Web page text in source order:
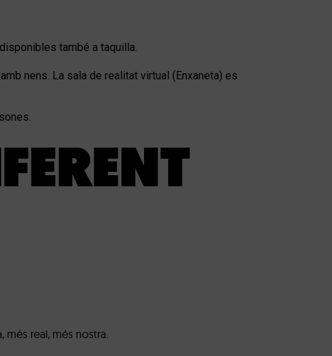
també a taquilla.
nens. La sala de realitat virtual (Enxaneta) es
real, més nostra.